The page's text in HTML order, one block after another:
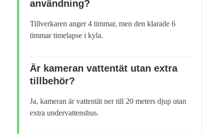
användning?
Tillverkaren anger 4 timmar, men den klarade 6
timmar timelapse i kyla.
Är kameran vattentät utan extra
tillbehör?
Ja, kameran är vattentät ner till 20 meters djup utan
extra undervattenshus.